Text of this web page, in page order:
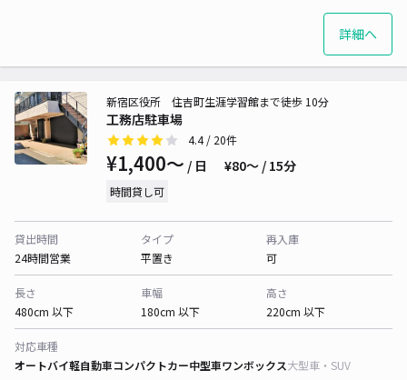
詳細へ
工務店駐車場
新宿区役所 住吉町生涯学習館まで徒歩 10分
4.4/ 20件
¥1,400〜 / 日 ¥80〜 / 15分
時間貸し可
貸出時間
24時間営業
タイプ
平置き
再入庫
可
長さ
480cm 以下
車幅
180cm 以下
高さ
220cm 以下
対応車種
オートバイ軽自動車コンパクトカー中型車ワンボックス大型車・SUV